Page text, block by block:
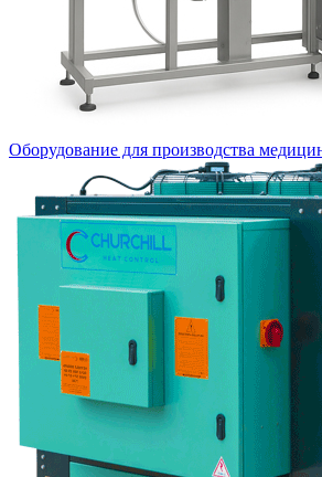
Оборудование для производства